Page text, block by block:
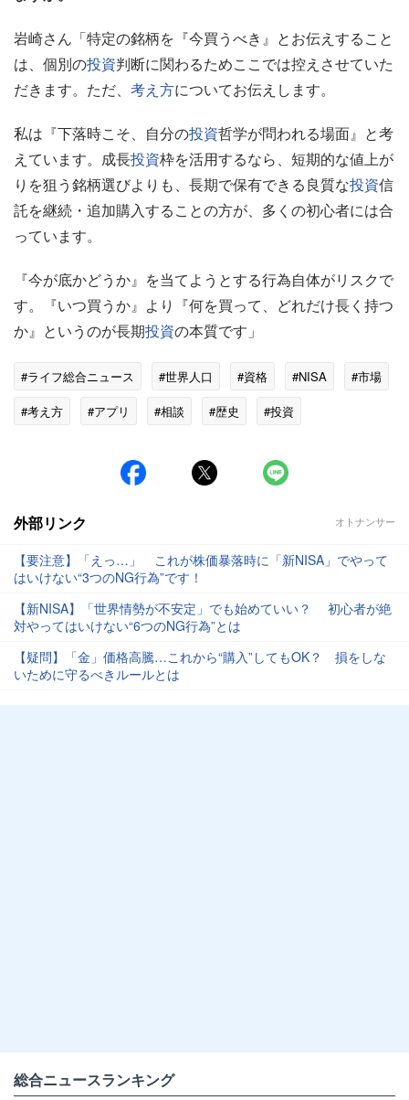
岩崎さん「特定の銘柄を『今買うべき』とお伝えすること
は、個別の投資判断に関わるためここでは控えさせていた
だきます。ただ、 考え方についてお伝えします。
私は『下落時こそ、自分の投資哲学が問われる場面』と考
えています。成長投資枠を活用するなら、短期的な値上が
りを狙う銘柄選びよりも、長期で保有できる良質な投資信
託を継続・追加購入することの方が、多くの初心者には合
っています。
『今が底かどうか』を当てようとする行為自体がリスクで
す。『いつ買うか』より『何を買って、どれだけ長く持つ
か』というのが長期投資の本質です」
#ライフ総合ニュース #世界人口 #資格 #NISA
#市場
#考え方
#アプリ #相談 #歴史 #投資
外部リンク オトナンサー
【要注意】「えっ…」 これが株価暴落時に「新NISA」でやって
はいけない“3つのNG行為”です！
【新NISA】「世界情勢が不安定」でも始めていい？ 初心者が絶
対やってはいけない“6つのNG行為”とは
【疑問】「金」価格高騰…これから“購入”してもOK？ 損をしな
いために守るべきルールとは
総合ニュースランキング